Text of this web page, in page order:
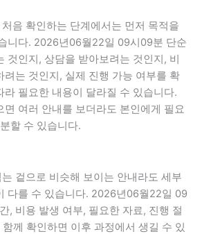
음 확인하는 단계에서는 먼저 목적을
니다. 2026년06월22일 09시09분 단순
것인지, 상담을 받아보려는 것인지, 비
려는 것인지, 실제 진행 가능 여부를 확
라 필요한 내용이 달라질 수 있습니다.
면 여러 안내를 보더라도 본인에게 필요
할 수 있습니다.
겉으로 비슷해 보이는 안내라도 세부
다를 수 있습니다. 2026년06월22일 09
, 비용 발생 여부, 필요한 자료, 진행 절
께 확인하면 이후 과정에서 생길 수 있